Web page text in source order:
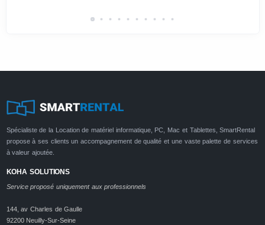
Spécialiste de la Location de matériel informatique, PC, Mac et Tablettes, SmartRental
propose à ses clients un accompagnement de qualité et une vaste palette de services
à valeur ajoutée.
KOHA SOLUTIONS
Service proposé uniquement aux professionnels
144, av Charles de Gaulle
92200 Neuilly-Sur-Seine